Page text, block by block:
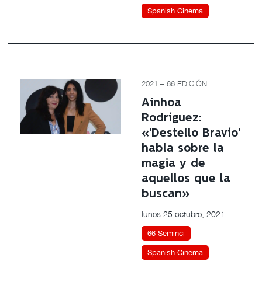
Spanish Cinema
2021 – 66 EDICIÓN
Ainhoa
Rodríguez:
«’Destello Bravío’
habla sobre la
magia y de
aquellos que la
buscan»
lunes 25 octubre, 2021
66 Seminci
Spanish Cinema